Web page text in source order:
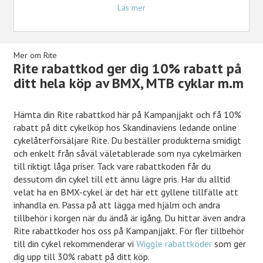
MTB och BMX. De säljer också tillbehör och
din hälsa och underhållning genom att scrolla igenom Rites
mycket som går upp emot att cykla. Hämta din Rise.se
rabattkod och spara pengar på ditt köp av BMX cyklar, MTB
cyklar och även streetwear.
Läs mer
Mer om Rite
Rite rabattkod ger dig 10% rabatt på
ditt hela köp av BMX, MTB cyklar m.m
Hämta din Rite rabattkod här på Kampanjjakt och få 10%
rabatt på ditt cykelköp hos Skandinaviens ledande online
cykelåterförsäljare Rite. Du beställer produkterna smidigt
och enkelt från såväl väletablerade som nya cykelmärken
till riktigt låga priser. Tack vare rabattkoden får du
dessutom din cykel till ett ännu lägre pris. Har du alltid
velat ha en BMX-cykel är det här ett gyllene tillfälle att
inhandla en. Passa på att lägga med hjälm och andra
tillbehör i korgen när du ändå är igång. Du hittar även andra
Rite rabattkoder hos oss på Kampanjjakt. För fler tillbehör
till din cykel rekommenderar viWiggle rabattkoder som ger
dig upp till 30% rabatt på ditt köp.